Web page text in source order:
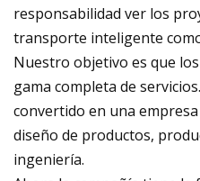
responsabilidad ver los
transporte inteligente
Nuestro objetivo es que
gama completa de
convertido en una
diseño de productos,
ingeniería.